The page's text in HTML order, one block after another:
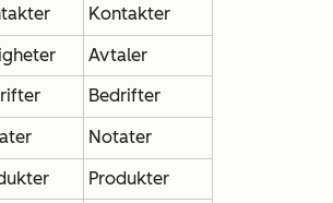
Kontakter
Avtaler
Bedrifter
Notater
Produkter